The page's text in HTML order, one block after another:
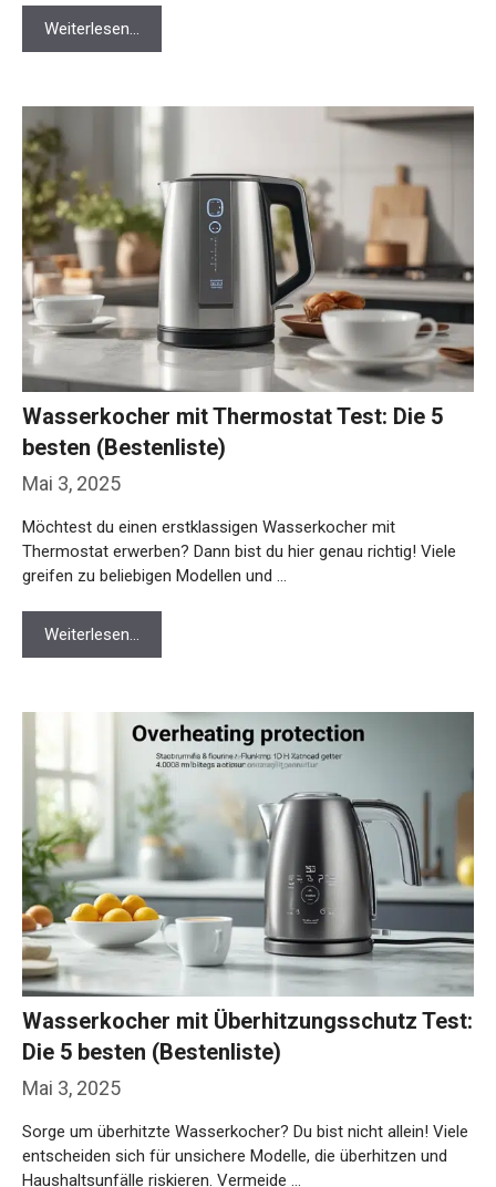
Weiterlesen…
Mai 3, 2025
Wasserkocher mit Thermostat Test: Die 5
besten (Bestenliste)
Möchtest du einen erstklassigen Wasserkocher mit
Thermostat erwerben? Dann bist du hier genau richtig! Viele
greifen zu beliebigen Modellen und …
Weiterlesen…
Mai 3, 2025
Wasserkocher mit Überhitzungsschutz Test:
Die 5 besten (Bestenliste)
Sorge um überhitzte Wasserkocher? Du bist nicht allein! Viele
entscheiden sich für unsichere Modelle, die überhitzen und
Haushaltsunfälle riskieren. Vermeide …